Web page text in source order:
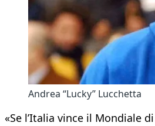
Andrea “Lucky” Lucchetta
«Se l’Italia vince il Mondiale